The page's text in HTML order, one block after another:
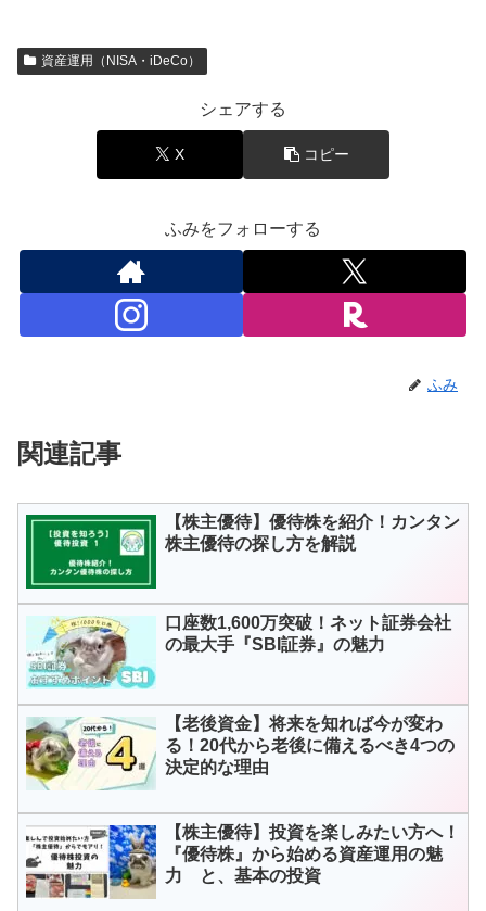
資産運用（NISA・iDeCo）
シェアする
X コピー
ふみをフォローする
ふみ
関連記事
【株主優待】優待株を紹介！カンタン
株主優待の探し方を解説
口座数1,600万突破！ネット証券会社
の最大手『SBI証券』の魅力
【老後資金】将来を知れば今が変わ
る！20代から老後に備えるべき4つの
決定的な理由
【株主優待】投資を楽しみたい方へ！
『優待株』から始める資産運用の魅
力 と、基本の投資